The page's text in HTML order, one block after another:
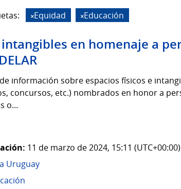
Equidad Educación
intangibles en homenaje a
información sobre espacios físicos e
concursos, etc.) nombrados en honor a
o...
11 de marzo de 2024, 15:11 (UTC+00:00)
Uruguay